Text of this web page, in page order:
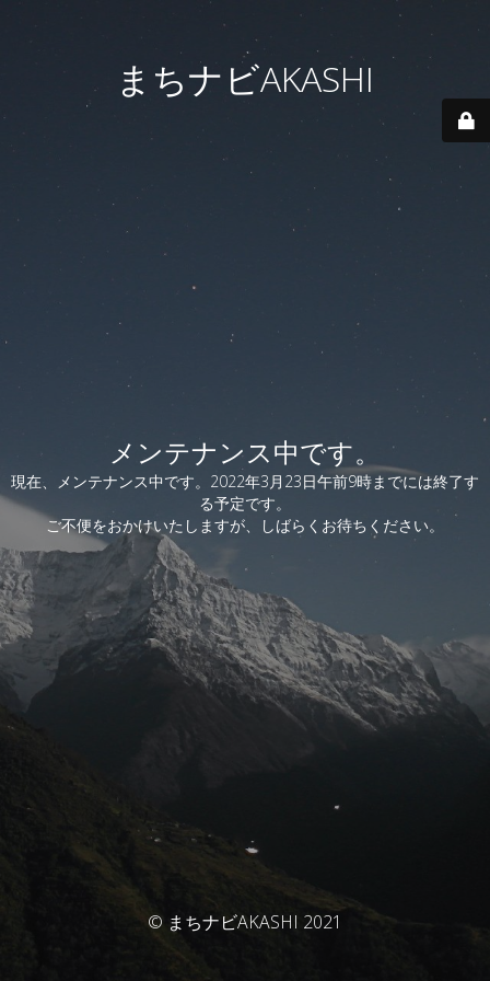
まちナビAKASHI
メンテナンス中です。
現在、メンテナンス中です。2022年3月23日午前9時までには終了す
る予定です。
ご不便をおかけいたしますが、しばらくお待ちください。
© まちナビAKASHI 2021